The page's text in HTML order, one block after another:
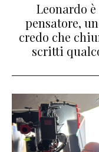
Leonardo
pensatore,
credo che
scritti